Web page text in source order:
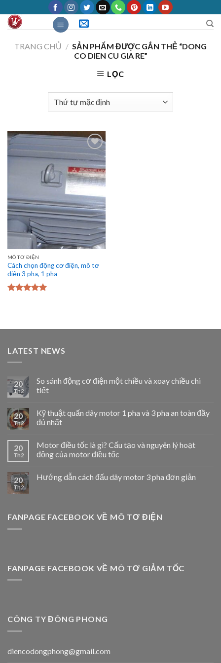
content
TRANG CHỦ / SẢN PHẨM ĐƯỢC GẮN THẺ “DONG
CO DIEN CU GIA RE”
LỌC
Add to
Wishlist
MÔ TƠ ĐIỆN
Cách chọn động cơ điện, mô tơ
điện 3 pha, 1 pha
LATEST NEWS
20
Th2
So sánh động cơ điện một chiều và xoay chiều chi
tiết
20
Th2
Kỹ thuật quấn dây motor 1 pha và 3 pha an toàn đầy
đủ nhất
20
Th2
Motor điều tốc là gì? Cấu tạo và nguyên lý hoạt
động của motor điều tốc
20
Th2
Hướng dẫn cách đấu dây motor 3 pha đơn giản
FANPAGE FACEBOOK VỀ MÔ TƠ ĐIỆN
FANPAGE FACEBOOK VỀ MÔ TƠ GIẢM TỐC
CÔNG TY ĐÔNG PHONG
diencodongphong@gmail.com